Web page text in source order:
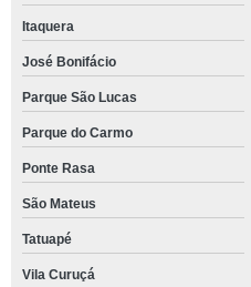
Itaquera
José Bonifácio
Parque São Lucas
Parque do Carmo
Ponte Rasa
São Mateus
Tatuapé
Vila Curuçá